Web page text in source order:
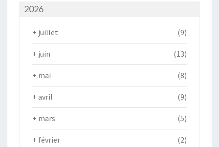
2026
+ juillet (9)
+ juin (13)
+ mai (8)
+ avril (9)
+ mars (5)
+ février (2)